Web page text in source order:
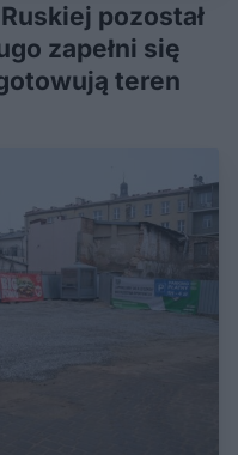
pozostał
zapełni się
teren